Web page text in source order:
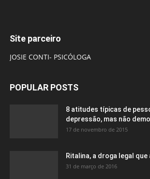
Site parceiro
JOSIE CONTI- PSICÓLOGA
POPULAR POSTS
8 atitudes típicas de
depressão, mas não
17 de novembro de 2015
Ritalina, a droga legal
31 de março de 2016